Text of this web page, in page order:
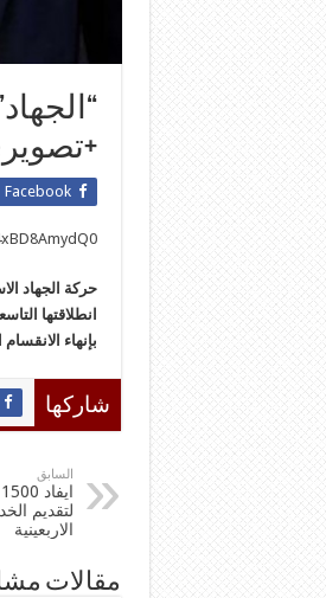
Facebook
حركة الجهاد
انطلاقتها
بإنهاء
شاركها
السابق
لتقديم
الاربعينية
مقالات